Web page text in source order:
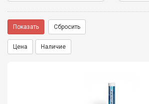
Показать Сбросить
Цена Наличие